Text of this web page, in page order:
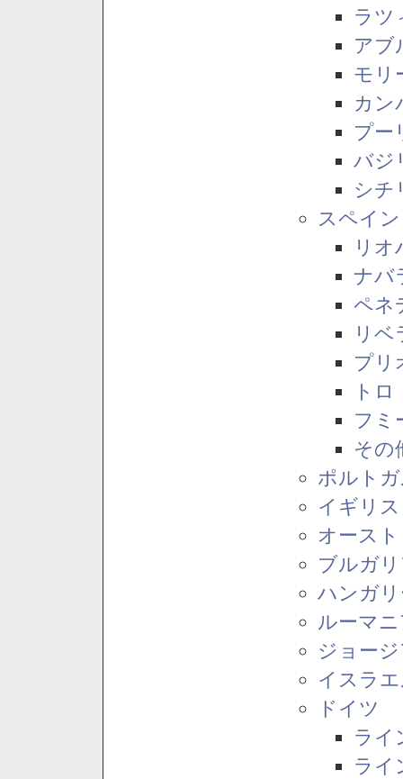
ラツ
アブ
モリ
カン
プー
バジ
シチ
スペイン
リオ
ナバ
ペネ
リベ
プリ
トロ
フミ
その
ポルト
イギリス
オース
ブルガ
ハンガ
ルーマ
ジョー
イスラ
ドイツ
ライ
ライ